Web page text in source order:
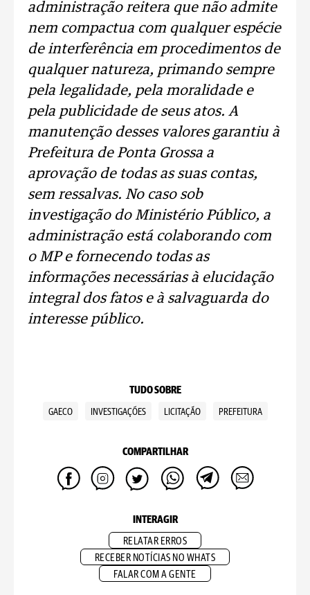
administração reitera que não admite
nem compactua com qualquer espécie
de interferência em procedimentos de
qualquer natureza, primando sempre
pela legalidade, pela moralidade e
pela publicidade de seus atos. A
manutenção desses valores garantiu à
Prefeitura de Ponta Grossa a
aprovação de todas as suas contas,
sem ressalvas. No caso sob
investigação do Ministério Público, a
administração está colaborando com
o MP e fornecendo todas as
informações necessárias à elucidação
integral dos fatos e à salvaguarda do
interesse público.
TUDO SOBRE
GAECO INVESTIGAÇÕES LICITAÇÃO PREFEITURA
COMPARTILHAR
INTERAGIR
RELATAR ERROS
RECEBER NOTÍCIAS NO WHATS
FALAR COM A GENTE